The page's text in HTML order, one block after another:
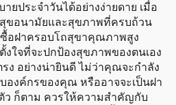
ยประจำวันได้อย่างง่ายดาย เมื่อ
ขอนามัยและสุขภาพที่ครบถ้วน
อฝาครอบโถสุขาคุณภาพสูง
ใจที่จะปกป้องสุขภาพของตนเอง
ง อย่างน่ายินดี ไม่ว่าคุณจะกำลัง
องค์กรของคุณ หรืออาจจะเป็นฝา
ว ก็ตาม ควรให้ความสำคัญกับ